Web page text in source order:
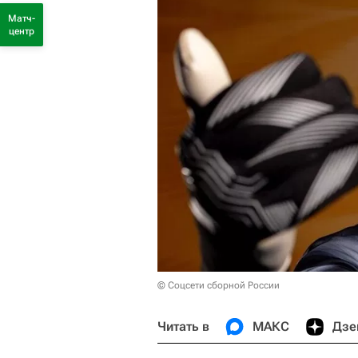
© Соцсети сборной России
Читать в МАКС
Матч-
центр